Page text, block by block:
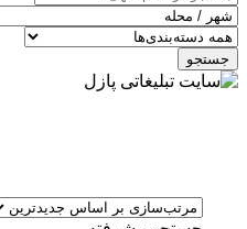
جستجو